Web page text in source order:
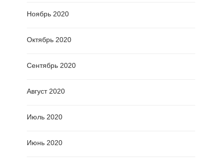
Ноябрь 2020
Октябрь 2020
Сентябрь 2020
Август 2020
Июль 2020
Июнь 2020